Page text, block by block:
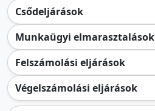
Csődeljárások
Munkaügyi elmarasztalások
Felszámolási eljárások
Végelszámolási eljárások